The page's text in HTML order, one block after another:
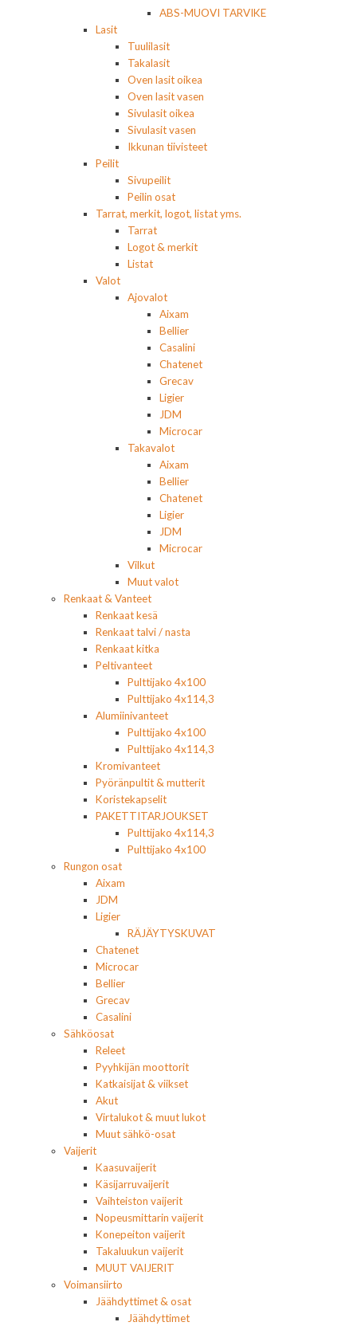
ABS-MUOVI TARVIKE
Lasit
Tuulilasit
Takalasit
Oven lasit oikea
Oven lasit vasen
Sivulasit oikea
Sivulasit vasen
Ikkunan tiivisteet
Peilit
Sivupeilit
Peilin osat
Tarrat, merkit, logot, listat yms.
Tarrat
Logot & merkit
Listat
Valot
Ajovalot
Aixam
Bellier
Casalini
Chatenet
Grecav
Ligier
JDM
Microcar
Takavalot
Aixam
Bellier
Chatenet
Ligier
JDM
Microcar
Vilkut
Muut valot
Renkaat & Vanteet
Renkaat kesä
Renkaat talvi / nasta
Renkaat kitka
Peltivanteet
Pulttijako 4x100
Pulttijako 4x114,3
Alumiinivanteet
Pulttijako 4x100
Pulttijako 4x114,3
Kromivanteet
Pyöränpultit & mutterit
Koristekapselit
PAKETTITARJOUKSET
Pulttijako 4x114,3
Pulttijako 4x100
Rungon osat
Aixam
JDM
Ligier
RÄJÄYTYSKUVAT
Chatenet
Microcar
Bellier
Grecav
Casalini
Sähköosat
Releet
Pyyhkijän moottorit
Katkaisijat & viikset
Akut
Virtalukot & muut lukot
Muut sähkö-osat
Vaijerit
Kaasuvaijerit
Käsijarruvaijerit
Vaihteiston vaijerit
Nopeusmittarin vaijerit
Konepeiton vaijerit
Takaluukun vaijerit
MUUT VAIJERIT
Voimansiirto
Jäähdyttimet & osat
Jäähdyttimet